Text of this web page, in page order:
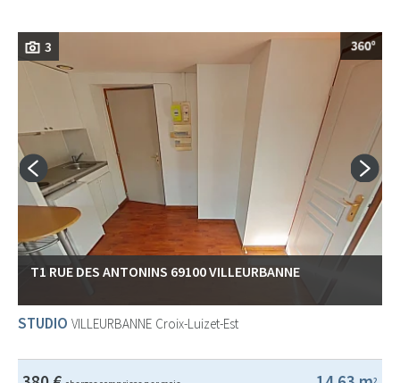
3
T1 RUE DES ANTONINS 69100 VILLEURBANNE
STUDIO VILLEURBANNE Croix-Luizet-Est